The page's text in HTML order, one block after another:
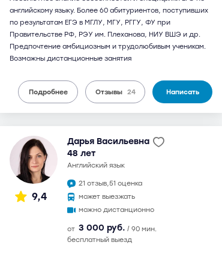
английскому языку. Более 60 абитуриентов, поступивших
по результатам ЕГЭ в МГЛУ, МГУ, РГГУ, ФУ при
Правительстве РФ, РЭУ им. Плеханова, НИУ ВШЭ и др.
Предпочтение амбициозным и трудолюбивым ученикам.
Возможны дистанционные занятия
Подробнее Отзывы 24 Написать
9,4
Дарья Васильевна
48 лет
английский язык
21 отзыв,51 оценка
может выезжать
можно дистанционно
от 3 000 руб. / 90 мин.
бесплатный выезд